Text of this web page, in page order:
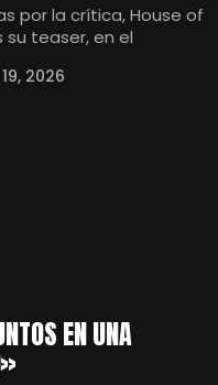
por la crítica, House of
teaser, en el
19, 2026
EN UNA